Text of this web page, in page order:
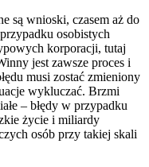
są wnioski, czasem aż do
osobistych
korporacji, tutaj
jest zawsze proces i
musi zostać zmieniony
wykluczać. Brzmi
– błędy w przypadku
życie i miliardy
osób przy takiej skali